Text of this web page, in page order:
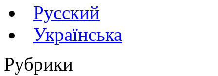
Русский
Українська
Рубрики